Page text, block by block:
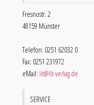
Fresnostr. 2
48159 Münster
Telefon: 0251 62032 0
Fax: 0251 231972
eMail: lit@lit-verlag.de
SERVICE